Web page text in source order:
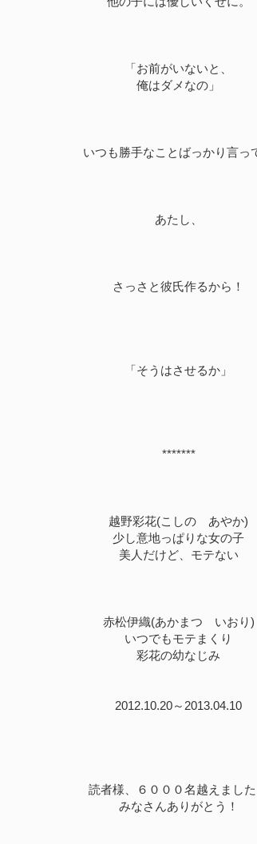
「お前がいないと、
俺はダメなの」
いつも勝手なことばっかり言っ
あたし、
さっさと彼氏作るから！
「そうはさせるか」
*******
越野彩花(こしの あやか)
少し意地っぱりな女の子
美人だけど、モテない
赤松伊織(あかまつ いおり)
いつでもモテまくり
彩花の幼なじみ
2012.10.20～2013.04.10
読者様、６０００名越えました
みなさんありがとう！